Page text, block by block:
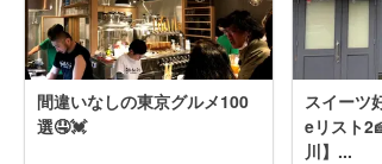
間違いなしの東京グルメ100
選🤤💓
スイーツ
eリスト
川】...